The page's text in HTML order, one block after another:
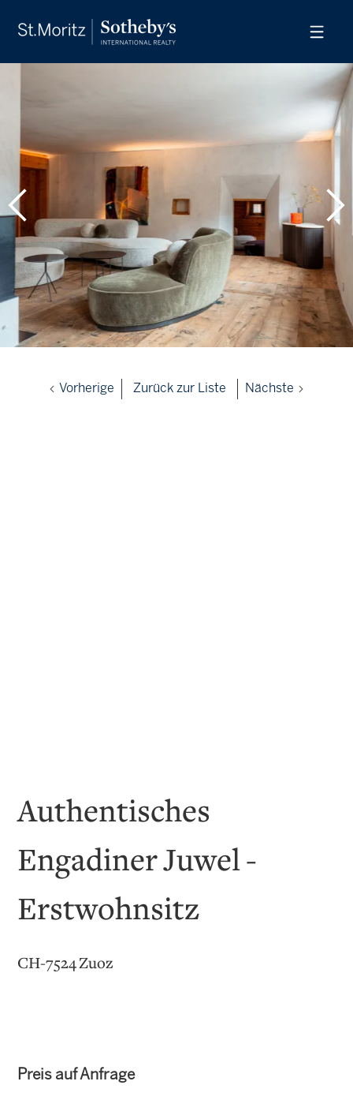
Vorherige Zurück zur Liste Nächste
Authentisches
Engadiner Juwel -
Erstwohnsitz
CH-7524 Zuoz
Preis auf Anfrage